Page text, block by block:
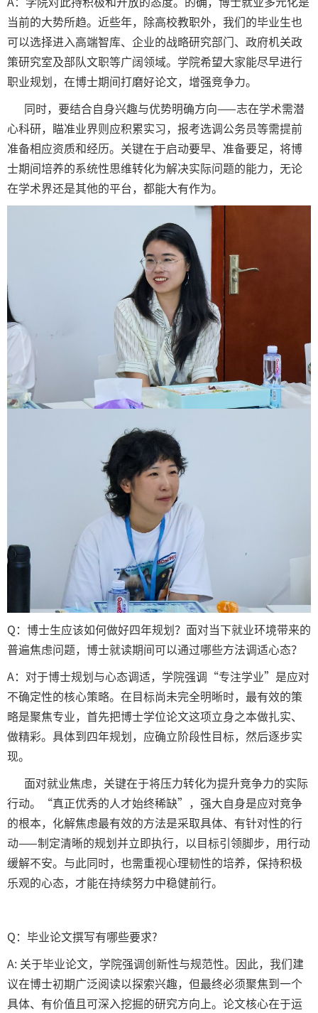
当前的大势所趋。近些年，除高校教职外，我们的毕业生也
可以选择进入高端智库、企业的战略研究部门、政府机关政
策研究室及部队文职等广阔领域。学院希望大家能尽早进行
职业规划，在博士期间打磨好论文，增强竞争力。
同时，要结合自身兴趣与优势明确方向——志在学术需潜
心科研，瞄准业界则应积累实习，报考选调公务员等需提前
准备相应资质和经历。关键在于启动要早、准备要足，将博
士期间培养的系统性思维转化为解决实际问题的能力，无论
在学术界还是其他的平台，都能大有作为。
Q：博士生应该如何做好四年规划？面对当下就业环境带来的
普遍焦虑问题，博士就读期间可以通过哪些方法调适心态？
A：对于博士规划与心态调适，学院强调“专注学业”是应对
不确定性的核心策略。在目标尚未完全明晰时，最有效的策
略是聚焦专业，首先把博士学位论文这项立身之本做扎实、
做精彩。具体到四年规划，应确立阶段性目标，然后逐步实
现。
面对就业焦虑，关键在于将压力转化为提升竞争力的实际
行动。“真正优秀的人才始终稀缺”，强大自身是应对竞争
的根本，化解焦虑最有效的方法是采取具体、有针对性的行
动——制定清晰的规划并立即执行，以目标引领脚步，用行动
缓解不安。与此同时，也需重视心理韧性的培养，保持积极
乐观的心态，才能在持续努力中稳健前行。
Q：毕业论文撰写有哪些要求?
A: 关于毕业论文，学院强调创新性与规范性。因此，我们建
议在博士初期广泛阅读以探索兴趣，但最终必须聚焦到一个
具体、有价值且可深入挖掘的研究方向上。论文核心在于运